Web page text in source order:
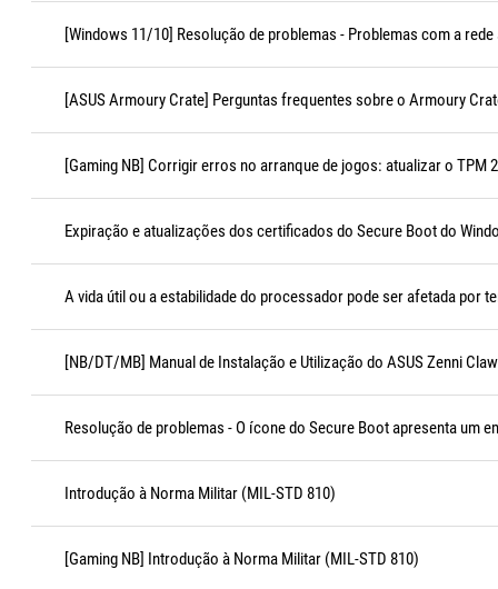
[Windows 11/10] Resolução de problemas - Problemas com a
[ASUS Armoury Crate] Perguntas frequentes sobre o Armoury
[Gaming NB] Corrigir erros no arranque de jogos: atualizar o TPM
Expiração e atualizações dos certificados do Secure Boot do
A vida útil ou a estabilidade do processador pode ser afetada por
[NB/DT/MB] Manual de Instalação e Utilização do ASUS Zenni Claw
Resolução de problemas - O ícone do Secure Boot apresenta um
Introdução à Norma Militar (MIL-STD 810)
[Gaming NB] Introdução à Norma Militar (MIL-STD 810)